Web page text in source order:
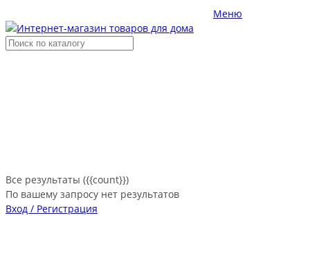
Меню
Все результаты ({{count}})
По вашему запросу нет результатов
Вход / Регистрация